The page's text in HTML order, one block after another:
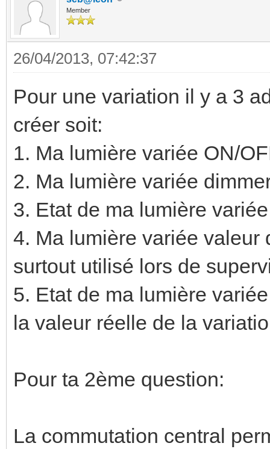
Member
26/04/2013, 07:42:37
Pour une variation il y a 3
créer soit:
1. Ma lumière variée ON/
2. Ma lumière variée
3. Etat de ma lumière
4. Ma lumière variée valeur
surtout utilisé lors de
5. Etat de ma lumière
la valeur réelle de la
Pour ta 2ème question:
La commutation central